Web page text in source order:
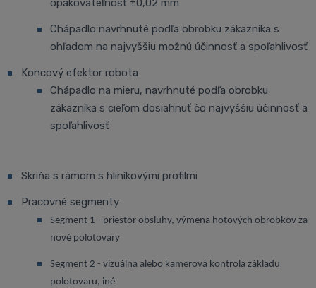
Chápadlo navrhnuté podľa obrobku zákazníka s
ohľadom na najvyššiu možnú účinnosť a spoľahlivosť
Koncový efektor robota
Chápadlo na mieru, navrhnuté podľa obrobku
zákazníka s cieľom dosiahnuť čo najvyššiu účinnosť a
spoľahlivosť
Skriňa s rámom s hliníkovými profilmi
Pracovné segmenty
Segment 1 - priestor obsluhy, výmena hotových obrobkov za
nové polotovary
Segment 2 - vizuálna alebo kamerová kontrola základu
polotovaru, iné